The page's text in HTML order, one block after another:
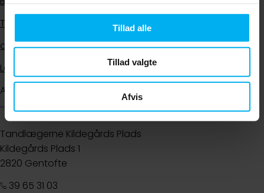
Tillad alle
Tillad valgte
Afvis
Tandlægerne Lyngbyvejen
dinTANDLÆGE
Leksikon
Adresse og kontakt
Tandlægerne Kildegårds Plads
Kildegårds Plads 1
2820 Gentofte
39 65 31 03